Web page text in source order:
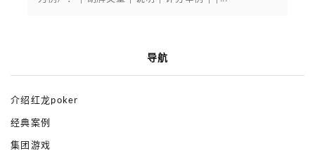
导航
介绍红龙poker
经典案例
集团游戏